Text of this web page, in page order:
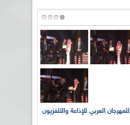
بالصور... الدورة الـ21 للمهرجان العربي للإذاعة والتلفزيون